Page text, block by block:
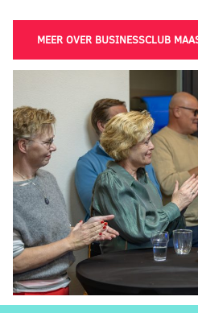
MEER OVER BUSINESSCLUB